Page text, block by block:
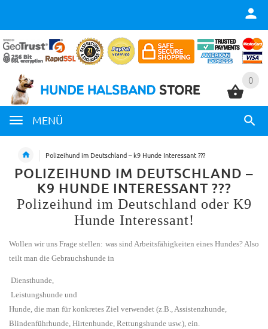
0
MENÜ
0
Polizeihund im Deutschland – k9 Hunde Interessant ???
POLIZEIHUND IM DEUTSCHLAND –
K9 HUNDE INTERESSANT ???
Polizeihund im Deutschland oder K9
Hunde Interessant!
Wollen wir uns Frage stellen: was sind Arbeitsfähigkeiten eines Hundes? Also
teilt man die Gebrauchshunde in
Diensthunde,
Leistungshunde und
Hunde, die man für konkretes Ziel verwendet (z.B., Assistenzhunde,
Blindenführhunde, Hirtenhunde, Rettungshunde usw.), ein.